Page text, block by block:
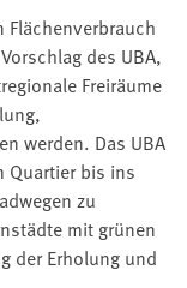
des UBA,
Freiräume
werden. Das UBA
Quartier bis ins
zu
mit grünen
der Erholung und